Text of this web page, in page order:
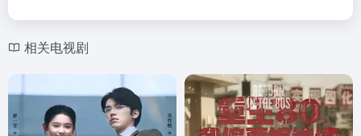
相关电视剧